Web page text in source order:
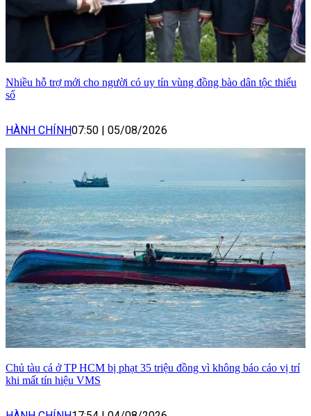
Nhiều hỗ trợ mới cho người có uy tín vùng đồng bào dân tộc thiểu
số
HÀNH CHÍNH07:50 05/08/2026
Chủ tàu cá ở TP HCM bị phạt 35 triệu đồng vì không báo cáo vị trí
khi mất tín hiệu VMS